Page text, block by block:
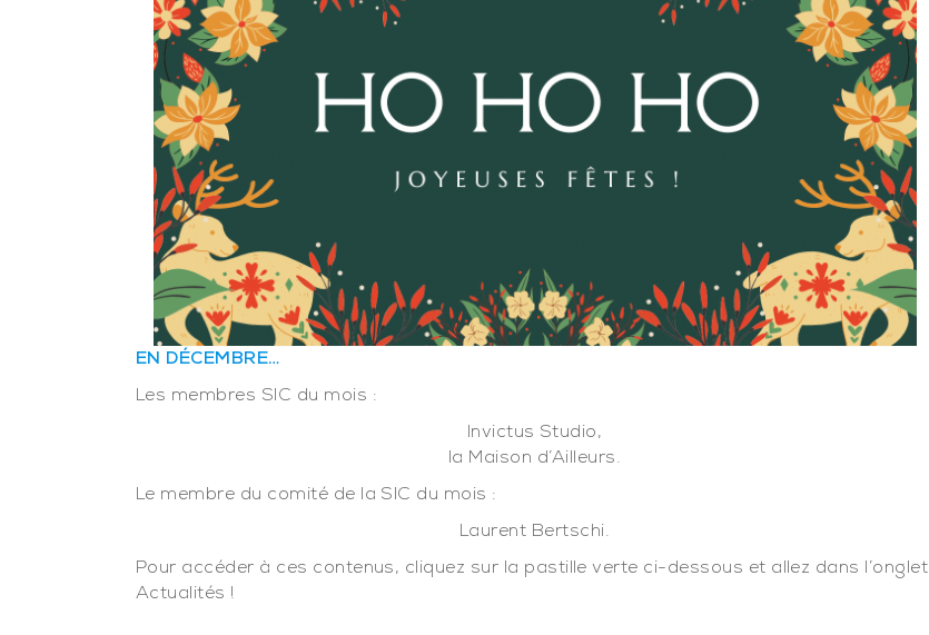
EN DÉCEMBRE…
Les membres SIC du mois :
Invictus Studio,
la Maison d’Ailleurs.
Le membre du comité de la SIC du mois :
Laurent Bertschi.
Pour accéder à ces contenus, cliquez sur la pastille verte ci-dessous et allez dans l’onglet
Actualités !